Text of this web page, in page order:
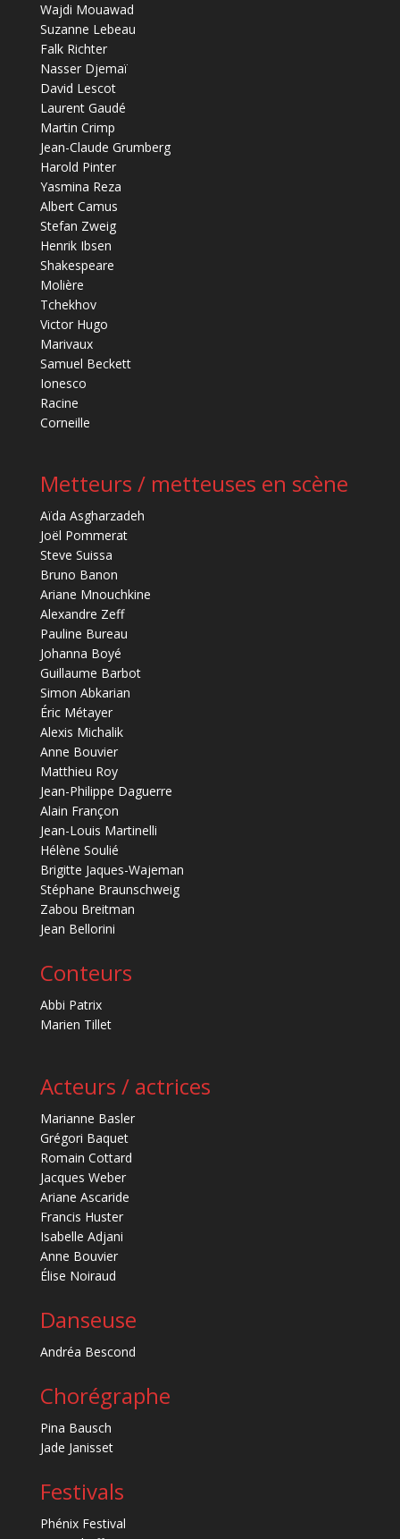
Wajdi Mouawad
Suzanne Lebeau
Falk Richter
Nasser Djemaï
David Lescot
Laurent Gaudé
Martin Crimp
Jean-Claude Grumberg
Harold Pinter
Yasmina Reza
Albert Camus
Stefan Zweig
Henrik Ibsen
Shakespeare
Molière
Tchekhov
Victor Hugo
Marivaux
Samuel Beckett
Ionesco
Racine
Corneille
Metteurs / metteuses en scène
Aïda Asgharzadeh
Joël Pommerat
Steve Suissa
Bruno Banon
Ariane Mnouchkine
Alexandre Zeff
Pauline Bureau
Johanna Boyé
Guillaume Barbot
Simon Abkarian
Éric Métayer
Alexis Michalik
Anne Bouvier
Matthieu Roy
Jean-Philippe Daguerre
Alain Françon
Jean-Louis Martinelli
Hélène Soulié
Brigitte Jaques-Wajeman
Stéphane Braunschweig
Zabou Breitman
Jean Bellorini
Conteurs
Abbi Patrix
Marien Tillet
Acteurs / actrices
Marianne Basler
Grégori Baquet
Romain Cottard
Jacques Weber
Ariane Ascaride
Francis Huster
Isabelle Adjani
Anne Bouvier
Élise Noiraud
Danseuse
Andréa Bescond
Chorégraphe
Pina Bausch
Jade Janisset
Festivals
Phénix Festival